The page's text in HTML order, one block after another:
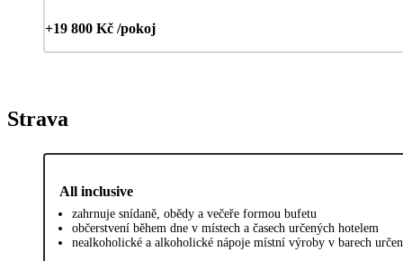
+19 800 Kč /pokoj
Strava
All inclusive
zahrnuje snídaně, obědy a večeře formou bufetu
občerstvení během dne v místech a časech určených hotelem
nealkoholické a alkoholické nápoje místní výroby v barech